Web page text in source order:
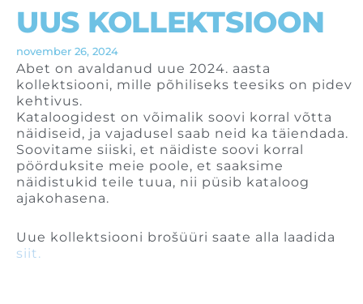
UUS KOLLEKTSIOON
november 26, 2024
Abet on avaldanud uue 2024. aasta
kollektsiooni, mille põhiliseks teesiks on pidev
kehtivus.
Kataloogidest on võimalik soovi korral võtta
näidiseid, ja vajadusel saab neid ka täiendada.
Soovitame siiski, et näidiste soovi korral
pöörduksite meie poole, et saaksime
näidistukid teile tuua, nii püsib kataloog
ajakohasena.
Uue kollektsiooni brošüüri saate alla laadida
siit.